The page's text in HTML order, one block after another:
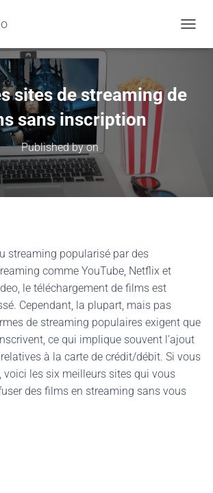
sites de streaming de
sans inscription
Published byon
streaming popularisé par des
comme YouTube, Netflix et
le téléchargement de films est
Cependant, la plupart, mais pas
de streaming populaires exigent que
ce qui implique souvent l’ajout
à la carte de crédit/débit. Si vous
voici les six meilleurs sites qui vous
des films en streaming sans vous